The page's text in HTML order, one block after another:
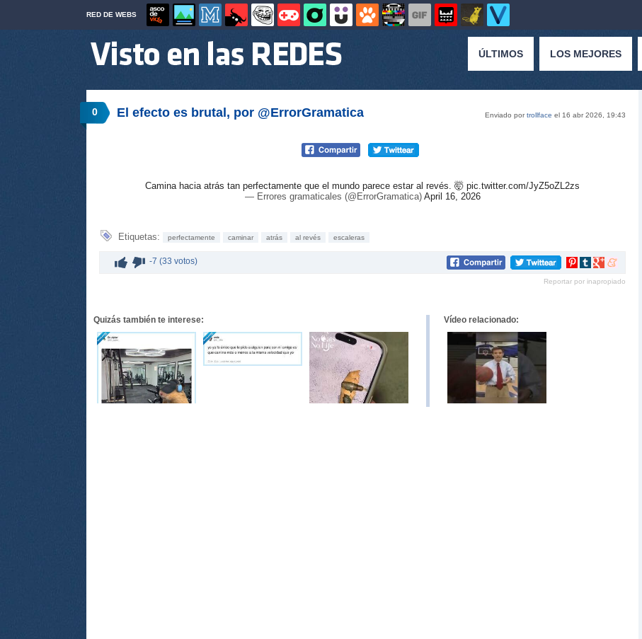
RED DE WEBS
ÚLTIMOS LOS MEJORES
0 Enviado portrollface el 16 abr 2026, 19:43
El efecto es brutal, por @ErrorGramatica
Camina hacia atrás tan perfectamente que el mundo parece estar al revés. 🤯 pic.twitter.com/JyZ5oZL2zs
— Errores gramaticales (@ErrorGramatica) April 16, 2026
Etiquetas: perfectamente caminar atrás al revés escaleras
-7 (33 votos)
Compartir
Pinterest
Compartir
tumblr
Compartir
Google+
Compartir
meneame
Reportar por inapropiado
Quizás también te interese: Vídeo relacionado: